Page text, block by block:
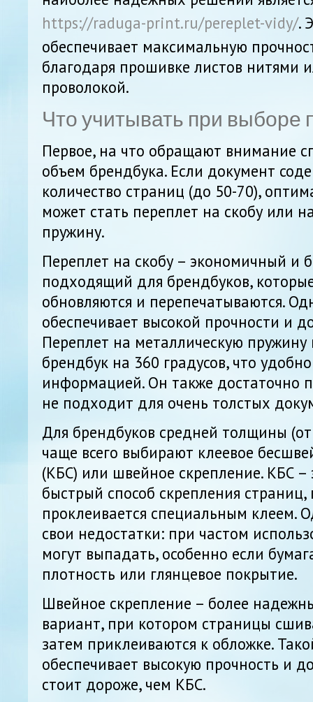
https://raduga-print.ru/pereplet-vidy/.
обеспечивает максимальную
благодаря прошивке листов нитями
проволокой.
Что учитывать при выборе
Первое, на что обращают внимание
объем брендбука. Если документ
количество страниц (до 50-70),
может стать переплет на скобу или
пружину.
Переплет на скобу – экономичный и
подходящий для брендбуков,
обновляются и перепечатываются.
обеспечивает высокой прочности и
Переплет на металлическую пружину
брендбук на 360 градусов, что
информацией. Он также достаточно
не подходит для очень толстых
Для брендбуков средней толщины
чаще всего выбирают клеевое
(КБС) или швейное скрепление. КБС
быстрый способ скрепления
проклеивается специальным клеем.
свои недостатки: при частом
могут выпадать, особенно если
плотность или глянцевое покрытие.
Швейное скрепление – более
вариант, при котором страницы
затем приклеиваются к обложке.
обеспечивает высокую прочность и
стоит дороже, чем КБС.